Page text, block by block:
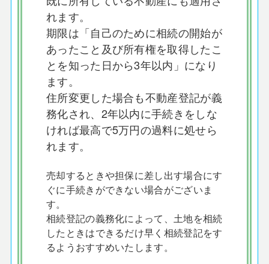
れます。
期限は「自己のために相続の開始が
あったこと及び所有権を取得したこ
とを知った日から3年以内」になり
ます。
住所変更した場合も不動産登記が義
務化され、2年以内に手続きをしな
ければ最高で5万円の過料に処せら
れます。
売却するときや担保に差し出す場合にす
ぐに手続きができない場合がございま
す。
相続登記の義務化によって、土地を相続
したときはできるだけ早く相続登記をす
るようおすすめいたします。